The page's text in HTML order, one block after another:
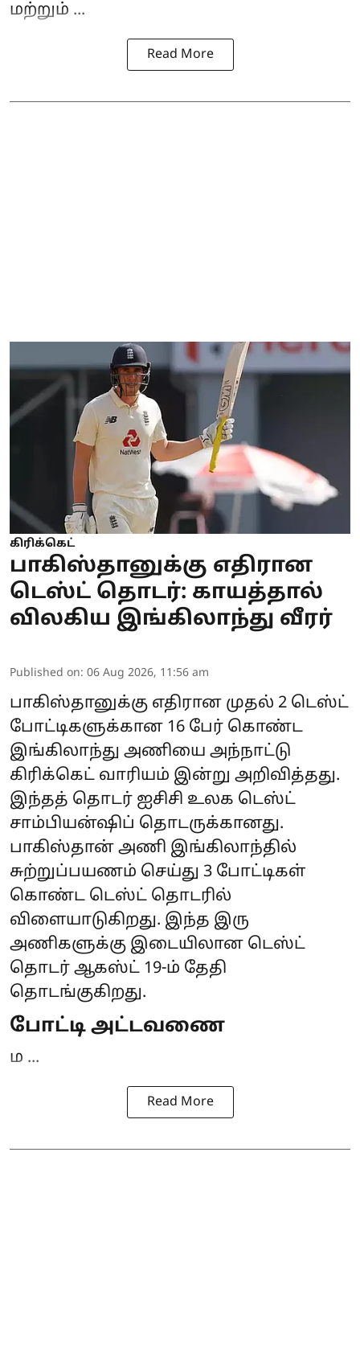
மற்றும் ...
Read More
கிரிக்கெட்
பாகிஸ்தானுக்கு எதிரான
டெஸ்ட் தொடர்: காயத்தால்
விலகிய இங்கிலாந்து வீரர்
Published on: 06 Aug 2026, 11:56 am
பாகிஸ்தானுக்கு எதிரான முதல் 2 டெஸ்ட்
போட்டிகளுக்கான 16 பேர் கொண்ட
இங்கிலாந்து அணியை அந்நாட்டு
கிரிக்கெட் வாரியம் இன்று அறிவித்தது.
இந்தத் தொடர் ஐசிசி உலக டெஸ்ட்
சாம்பியன்ஷிப் தொடருக்கானது.
பாகிஸ்தான் அணி இங்கிலாந்தில்
சுற்றுப்பயணம் செய்து 3 போட்டிகள்
கொண்ட டெஸ்ட் தொடரில்
விளையாடுகிறது. இந்த இரு
அணிகளுக்கு இடையிலான டெஸ்ட்
தொடர் ஆகஸ்ட் 19-ம் தேதி
தொடங்குகிறது.
போட்டி அட்டவணை
ம ...
Read More